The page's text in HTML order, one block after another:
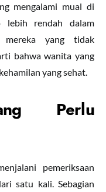
mengalami mual di
lebih rendah dalam
mereka yang tidak
bahwa wanita yang
yang sehat.
Perlu
pemeriksaan
satu kali. Sebagian